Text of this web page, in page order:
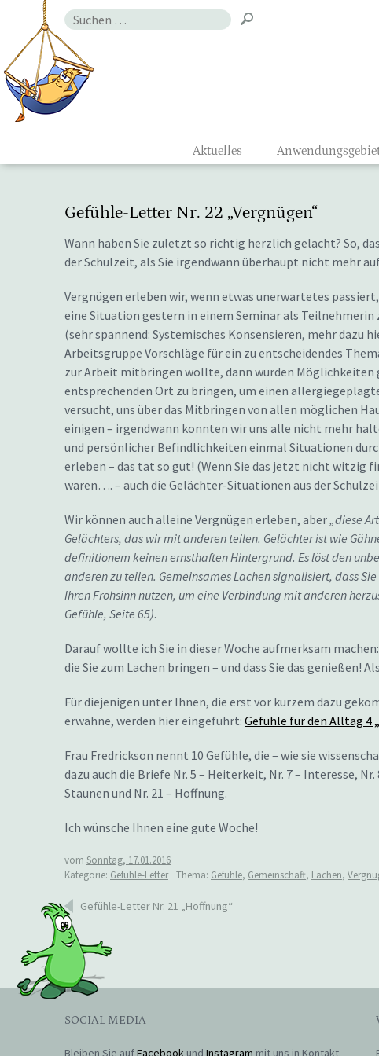
Aktuelles
Suchen
Gefühle-Letter Nr. 22 „Vergnügen“
Wann haben Sie zuletzt so richtig herzlich gelacht? So,
der Schulzeit, als Sie irgendwann überhaupt nicht mehr
Vergnügen erleben wir, wenn etwas unerwartetes
eine Situation gestern in einem Seminar als
(sehr spannend: Systemisches Konsensieren, mehr dazu
Arbeitsgruppe Vorschläge für ein zu entscheidendes
zur Arbeit mitbringen wollte, dann wurden Möglichkeiten
entsprechenden Ort zu bringen, um einen
versucht, uns über das Mitbringen von allen möglichen
einigen – irgendwann konnten wir uns alle nicht mehr
und persönlicher Befindlichkeiten einmal Situationen
erleben – das tat so gut! (Wenn Sie das jetzt nicht witzig
waren…. – auch die Gelächter-Situationen aus der
Wir können auch alleine Vergnügen erleben, aber„diese
Gelächters, das wir mit anderen teilen. Gelächter ist wie
definitionem keinen ernsthaften Hintergrund. Es löst den
anderen zu teilen. Gemeinsames Lachen signalisiert, dass
Ihren Frohsinn nutzen, um eine Verbindung mit anderen
Gefühle, Seite 65).
Darauf wollte ich Sie in dieser Woche aufmerksam
die Sie zum Lachen bringen – und dass Sie das genießen!
Für diejenigen unter Ihnen, die erst vor kurzem dazu
erwähne, werden hier eingeführt: Gefühle für den Alltag 4
Frau Fredrickson nennt 10 Gefühle, die – wie sie
dazu auch die Briefe Nr. 5 – Heiterkeit, Nr. 7 – Interesse,
Staunen und Nr. 21 – Hoffnung.
Ich wünsche Ihnen eine gute Woche!
vom Sonntag, 17.01.2016
Kategorie: Gefühle-Letter Thema: Gefühle, Gemeinschaft, Lachen,
Beitragsnavigation
Gefühle-Letter Nr. 21 „Hoffnung“
SOCIAL MEDIA
Bleiben Sie aufFacebook und Instagram mit uns in Kontakt.